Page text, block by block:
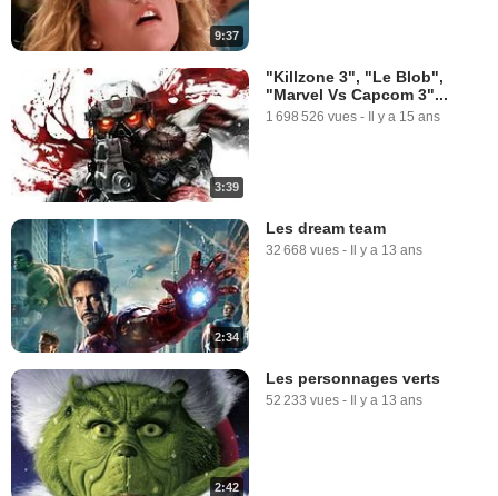
9:37
3:39
"Killzone 3", "Le Blob",
"Marvel Vs Capcom 3"...
1 698 526 vues - Il y a 15 ans
2:34
Les dream team
32 668 vues - Il y a 13 ans
2:42
Les personnages verts
52 233 vues - Il y a 13 ans